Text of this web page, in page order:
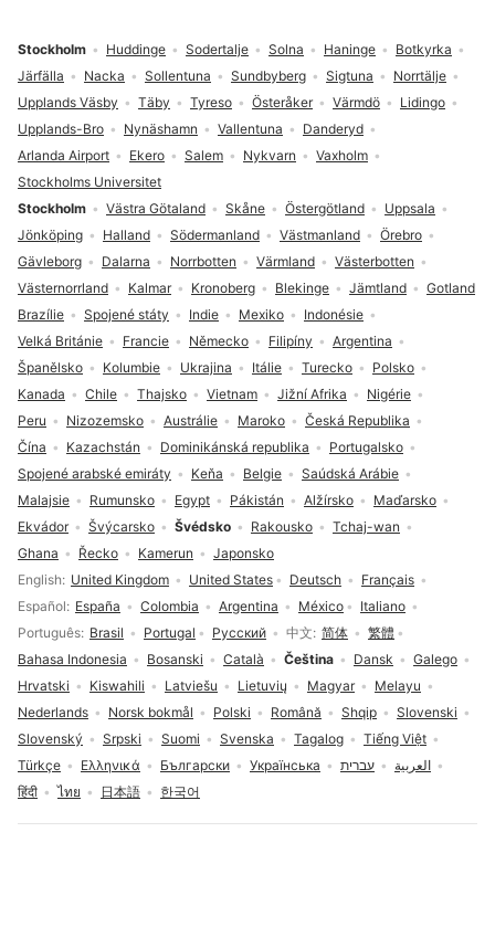
Volba jazyka
English United Kingdom United States Deutsch
Français
Español
España Colombia Argentina México
Italiano
Português Brasil Portugal Русский 中文 简体
繁體
Bahasa Indonesia
Bosanski Català Čeština Dansk
Galego
Hrvatski
Kiswahili Latviešu Lietuvių Magyar
Melayu
Nederlands
Norsk bokmål Polski Română Shqip
Slovenski
Slovenský
Srpski Suomi Svenska Tagalog
Tiếng Việt
Türkçe
Ελληνικά Български Українська עברית
العربية
हिंदी
ไทย 日本語 한국어
Brazílie Spojené státy Indie Mexiko
Indonésie
Velká Británie
Francie Německo Filipíny
Argentina
Španělsko
Kolumbie Ukrajina Itálie Turecko
Polsko
Kanada
Chile Thajsko Vietnam Jižní Afrika
Nigérie
Peru
Nizozemsko Austrálie Maroko
Česká Republika
Čína
Kazachstán Dominikánská republika
Portugalsko
Spojené arabské emiráty
Keňa Belgie
Saúdská Arábie
Malajsie
Rumunsko Egypt Pákistán Alžírsko
Maďarsko
Ekvádor
Švýcarsko Švédsko Rakousko
Tchaj-wan
Ghana
Řecko Kamerun Japonsko
Stockholm Västra Götaland Skåne Östergötland
Uppsala
Jönköping
Halland Södermanland Västmanland
Örebro
Gävleborg
Dalarna Norrbotten Värmland
Västerbotten
Västernorrland
Kalmar Kronoberg Blekinge Jämtland Gotland
Stockholm Huddinge Sodertalje Solna Haninge
Botkyrka
Järfälla
Nacka Sollentuna Sundbyberg Sigtuna
Norrtälje
Upplands Väsby
Täby Tyreso Österåker Värmdö
Lidingo
Upplands-Bro
Nynäshamn Vallentuna
Danderyd
Arlanda Airport
Ekero Salem Nykvarn
Vaxholm
Stockholms Universitet